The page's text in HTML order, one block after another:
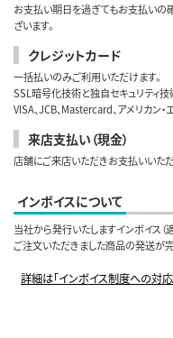
お支払い期日を過ぎてもお支払いの
ざいます。
クレジットカード
一括払いのみご利用いただけます。
SSL暗号化技術と独自セキュリティ技
VISA、JCB、Mastercard、アメリカン
来店支払い（現金）
店舗にご来店いただきお支払いいただ
インボイスについて
当社から発行いたしますインボイス（
ご注文いただきました商品の発送が
詳細は「インボイス制度への対応